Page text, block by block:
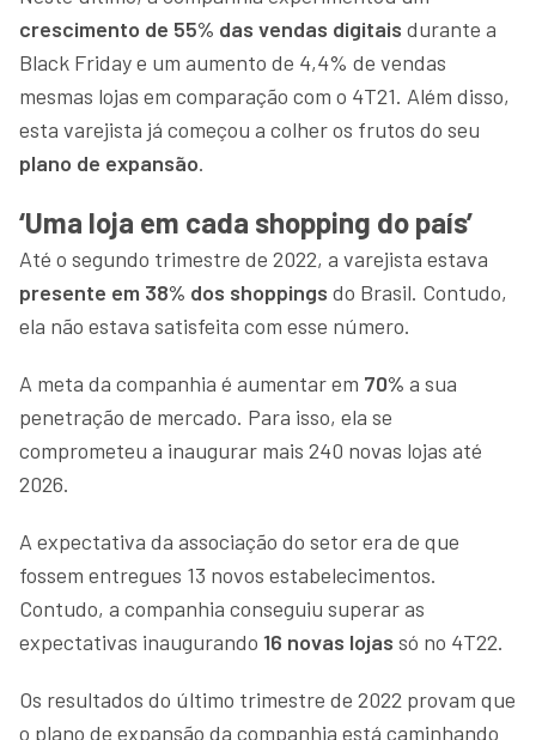
crescimento de 55% das vendas digitais durante a
Black Friday e um aumento de 4,4% de vendas
mesmas lojas em comparação com o 4T21. Além disso,
esta varejista já começou a colher os frutos do seu
plano de expansão.
‘Uma loja em cada shopping do país’
Até o segundo trimestre de 2022, a varejista estava
presente em 38% dos shoppings do Brasil. Contudo,
ela não estava satisfeita com esse número.
A meta da companhia é aumentar em 70% a sua
penetração de mercado. Para isso, ela se
comprometeu a inaugurar mais 240 novas lojas até
2026.
A expectativa da associação do setor era de que
fossem entregues 13 novos estabelecimentos.
Contudo, a companhia conseguiu superar as
expectativas inaugurando 16 novas lojas só no 4T22.
Os resultados do último trimestre de 2022 provam que
o plano de expansão da companhia está caminhando